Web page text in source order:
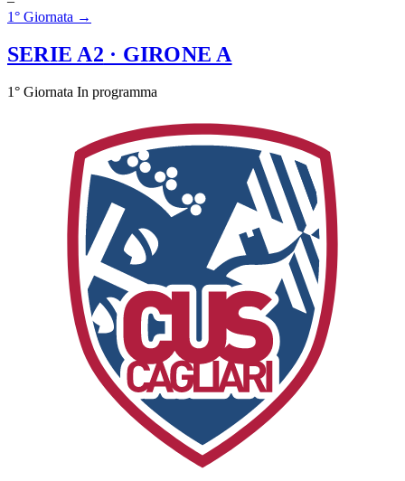
1° Giornata →
SERIE A2 · GIRONE A
1° Giornata In programma